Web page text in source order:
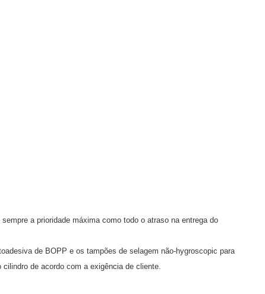
a prioridade máxima como todo o atraso na entrega do
de BOPP e os tampões de selagem não-hygroscopic para
de acordo com a exigência de cliente.